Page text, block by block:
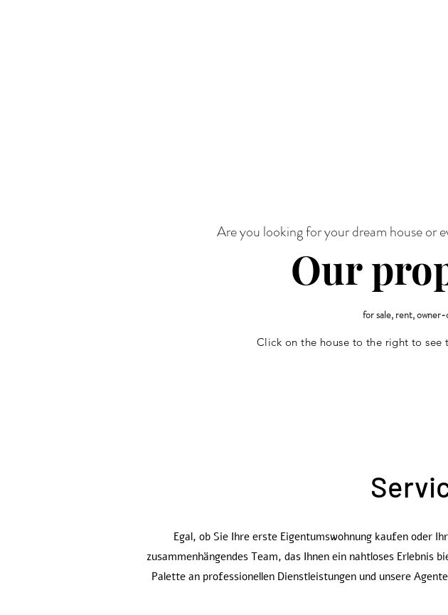
Are you looking for your dream house or
Our
for sale, rent, owner-
Click on the house to the right to see
Egal, ob Sie Ihre erste Eigentumswohnung kaufen oder
zusammenhängendes Team, das Ihnen ein nahtloses
Palette an professionellen Dienstleistungen und unsere